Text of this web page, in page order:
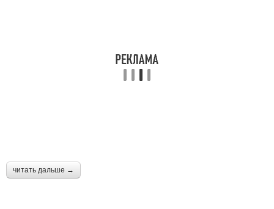
читать дальше →